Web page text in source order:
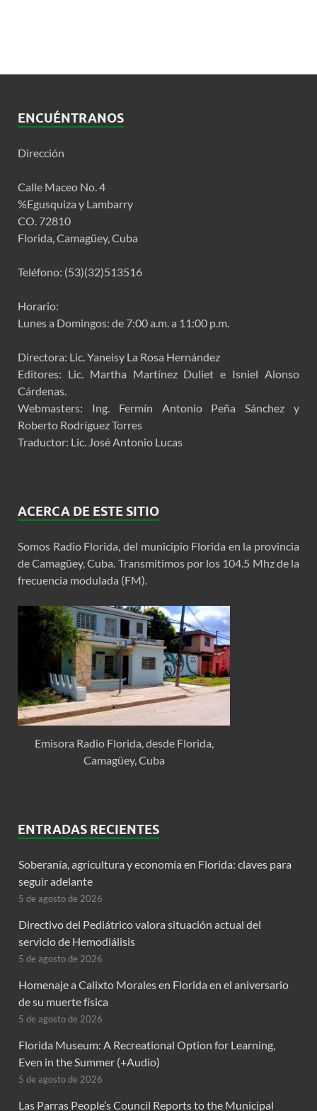
ENCUÉNTRANOS
Dirección
Calle Maceo No. 4
%Egusquiza y Lambarry
CO. 72810
Florida, Camagüey, Cuba
Teléfono: (53)(32)513516
Horario:
Lunes a Domingos: de 7:00 a.m. a 11:00 p.m.
Directora: Lic. Yaneisy La Rosa Hernández
Editores: Lic. Martha Martínez Duliet e Isniel Alonso
Cárdenas.
Webmasters: Ing. Fermín Antonio Peña Sánchez y
Roberto Rodríguez Torres
Traductor: Lic. José Antonio Lucas
ACERCA DE ESTE SITIO
Somos Radio Florida, del municipio Florida en la provincia
de Camagüey, Cuba. Transmitimos por los 104.5 Mhz de la
frecuencia modulada (FM).
Emisora Radio Florida, desde Florida,
Camagüey, Cuba
ENTRADAS RECIENTES
Soberanía, agricultura y economía en Florida: claves para
seguir adelante
5 de agosto de 2026
Directivo del Pediátrico valora situación actual del
servicio de Hemodiálisis
5 de agosto de 2026
Homenaje a Calixto Morales en Florida en el aniversario
de su muerte física
5 de agosto de 2026
Florida Museum: A Recreational Option for Learning,
Even in the Summer (+Audio)
5 de agosto de 2026
Las Parras People’s Council Reports to the Municipal